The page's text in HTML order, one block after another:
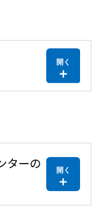
ターの